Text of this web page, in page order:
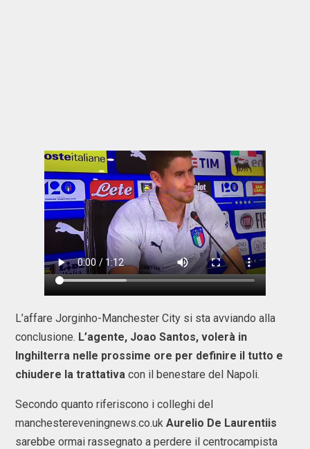
L’affare Jorginho-Manchester City si sta avviando alla
conclusione. L’agente, Joao Santos, volerà in
Inghilterra nelle prossime ore per definire il tutto e
chiudere la trattativa con il benestare del Napoli.
Secondo quanto riferiscono i colleghi del
manchestereveningnews.co.uk Aurelio De Laurentiis
sarebbe ormai rassegnato a perdere il centrocampista